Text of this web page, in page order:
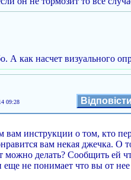
А как насчет визуального
09:28 Відповісти
вам инструкции о том, кто
вам некая джечка. О
можно делать? Сообщить ей
еще не понимает что вы от нее